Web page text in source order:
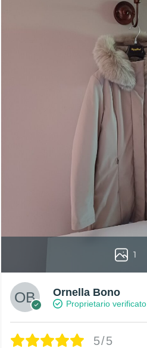
1
Ornella Bono
Proprietario verificato
5/5